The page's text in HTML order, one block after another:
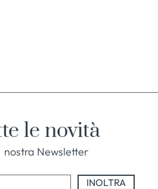
le novità
Newsletter
INOLTRA